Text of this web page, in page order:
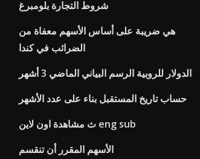
شروط التجارة بلومبرغ
هي ضريبة على أساس الأسهم معفاة من
الضرائب في كندا
الدولار للروبية الرسم البياني الماضي 3 أشهر
حساب تاريخ المستقبل بناء على عدد الأشهر
ث مشاهدة اون لاين eng sub
الأسهم المقرر أن تنقسم